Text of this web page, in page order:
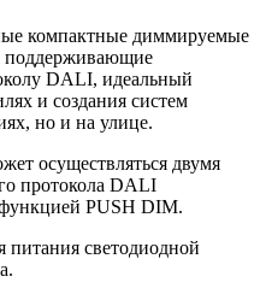
компактные диммируемые
поддерживающие
DALI, идеальный
и создания систем
но и на улице.
осуществляться двумя
протокола DALI
PUSH DIM.
питания светодиодной